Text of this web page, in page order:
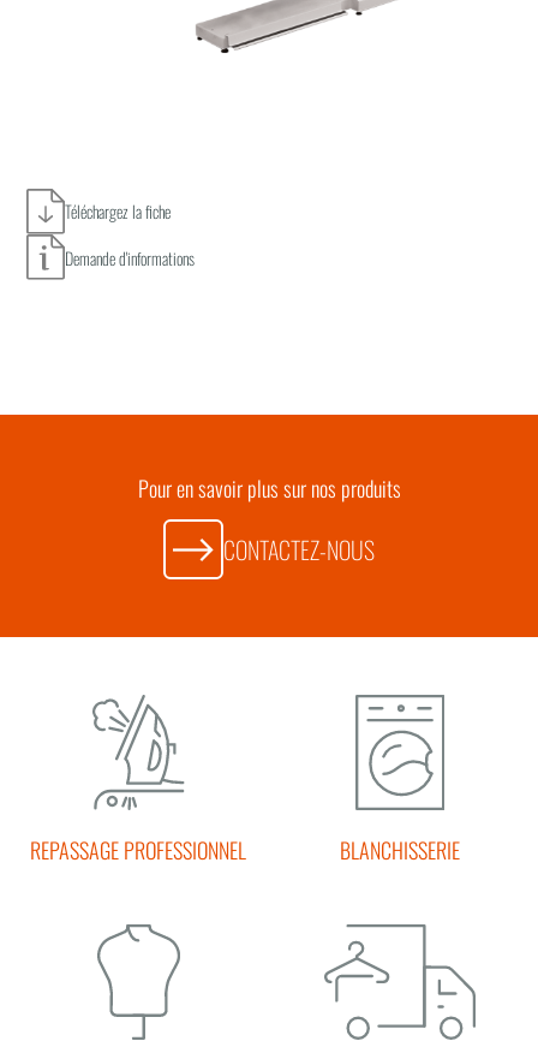
Téléchargez la fiche
Demande d'informations
Pour en savoir plus sur nos produits
CONTACTEZ-NOUS
REPASSAGE PROFESSIONNEL BLANCHISSERIE